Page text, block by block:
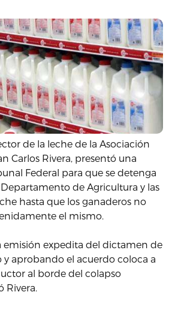
de la leche de la Asociación
Carlos Rivera, presentó una
Federal para que se detenga
de Agricultura y las
hasta que los ganaderos no
el mismo.
emisión expedita del dictamen de
aprobando el acuerdo coloca a
al borde del colapso
Rivera.